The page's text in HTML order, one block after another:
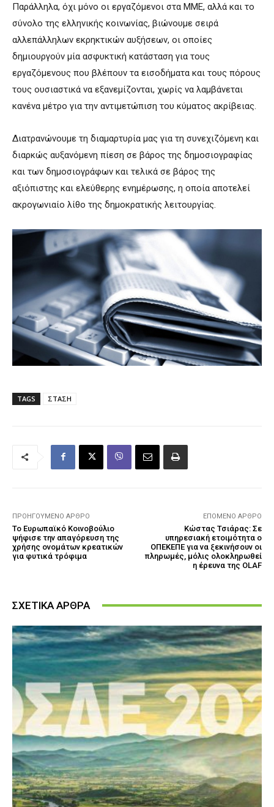
Παράλληλα, όχι μόνο οι εργαζόμενοι στα ΜΜΕ, αλλά και το
σύνολο της ελληνικής κοινωνίας, βιώνουμε σειρά
αλλεπάλληλων εκρηκτικών αυξήσεων, οι οποίες
δημιουργούν μία ασφυκτική κατάσταση για τους
εργαζόμενους που βλέπουν τα εισοδήματα και τους πόρους
τους ουσιαστικά να εξανεμίζονται, χωρίς να λαμβάνεται
κανένα μέτρο για την αντιμετώπιση του κύματος ακρίβειας.
Διατρανώνουμε τη διαμαρτυρία μας για τη συνεχιζόμενη και
διαρκώς αυξανόμενη πίεση σε βάρος της δημοσιογραφίας
και των δημοσιογράφων και τελικά σε βάρος της
αξιόπιστης και ελεύθερης ενημέρωσης, η οποία αποτελεί
ακρογωνιαίο λίθο της δημοκρατικής λειτουργίας.
TAGS ΣΤΑΣΗ
ΠΡΟΗΓΟΎΜΕΝΟ ΆΡΘΡΟ
Το Ευρωπαϊκό Κοινοβούλιο
ψήφισε την απαγόρευση της
χρήσης ονομάτων κρεατικών
για φυτικά τρόφιμα
ΕΠΌΜΕΝΟ ΆΡΘΡΟ
Κώστας Τσιάρας: Σε
υπηρεσιακή ετοιμότητα ο
ΟΠΕΚΕΠΕ για να ξεκινήσουν οι
πληρωμές, μόλις ολοκληρωθεί
η έρευνα της OLAF
ΣΧΕΤΙΚΑ ΑΡΘΡΑ